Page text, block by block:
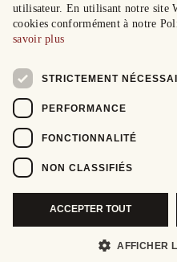
utilisateur. En utilisant notre site
cookies conformément à notre
savoir plus
STRICTEMENT
PERFORMANCE
FONCTIONNALITÉ
NON CLASSIFIÉS
ACCEPTER TOUT
AFFICHER